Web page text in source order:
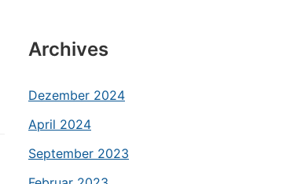
Archives
Dezember 2024
April 2024
September 2023